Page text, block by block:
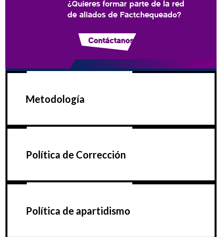
¿Quieres formar parte de la red
de aliados de Factchequeado?
Contáctanos
Metodología
Política de Corrección
Política de apartidismo